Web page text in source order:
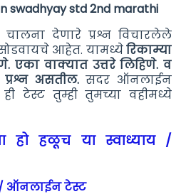
swadhyay std 2nd marathi
देणारे प्रश्न विचारलेले
आहेत. यामध्येरिकाम्या
एका वाक्यात उत्तरे लिहिणे. व
प्रश्न असतील.सदर ऑनलाईन
टेस्ट तुम्ही तुमच्या वहीमध्ये
हो हळूच या स्वाध्याय /
/ ऑनलाईन टेस्ट